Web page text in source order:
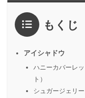
もくじ
アイシャドウ
ハニーカバーレ
ト）
シュガージェリ